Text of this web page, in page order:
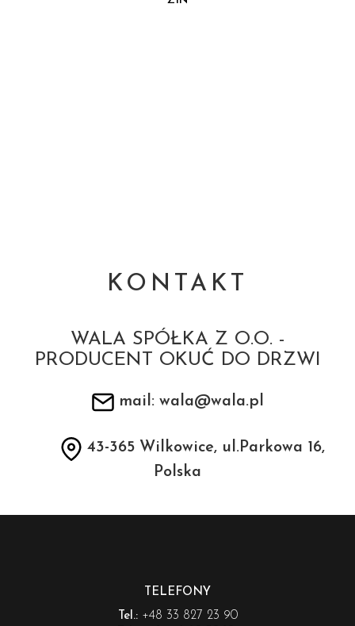
KONTAKT
WALA SPÓŁKA Z O.O. -
PRODUCENT OKUĆ DO DRZWI
mail: wala@wala.pl
43-365 Wilkowice, ul.Parkowa 16,
Polska
TELEFONY
Tel.:+48 33 827 23 90